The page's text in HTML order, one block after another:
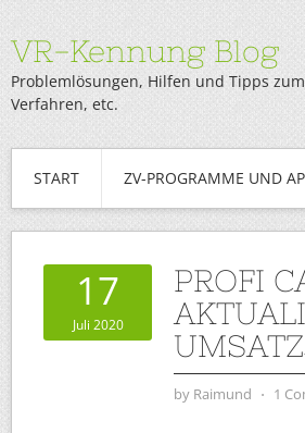
VR-Kennung Blog
Problemlösungen, Hilfen und Tipps
Verfahren, etc.
START ZV-PROGRAMME UND
17
Juli 2020
PROFI
by Raimund ⋅ 1